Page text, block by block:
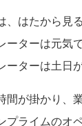
はたから見
ーターは元気
ターは土日が
が掛かり、
プライムのオ